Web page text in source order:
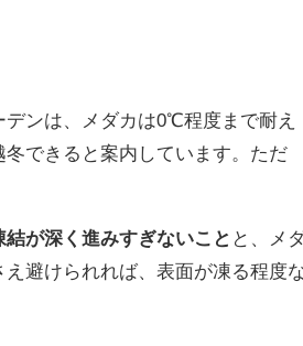
ンは、メダカは0℃程度まで耐え
できると案内しています。ただ
結が深く進みすぎないこと と、メ
避けられれば、表面が凍る程度